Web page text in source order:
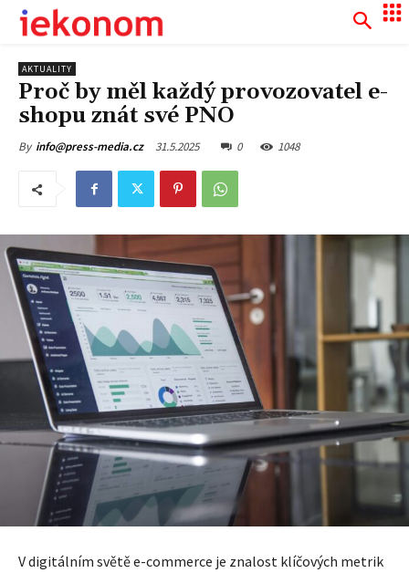
AKTUALITY
Proč by měl každý provozovatel e-
shopu znát své PNO
By info@press-media.cz 31.5.2025 0 1048
V digitálním světě e-commerce je znalost klíčových metrik